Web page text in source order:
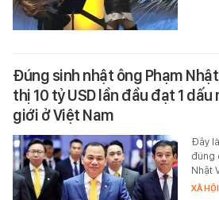
Đúng sinh nhật ông Phạm
thị 10 tỷ USD lần đầu đạt 1
giới ở Việt Nam
Đây
đúng
Nhật
XÃ HỘI